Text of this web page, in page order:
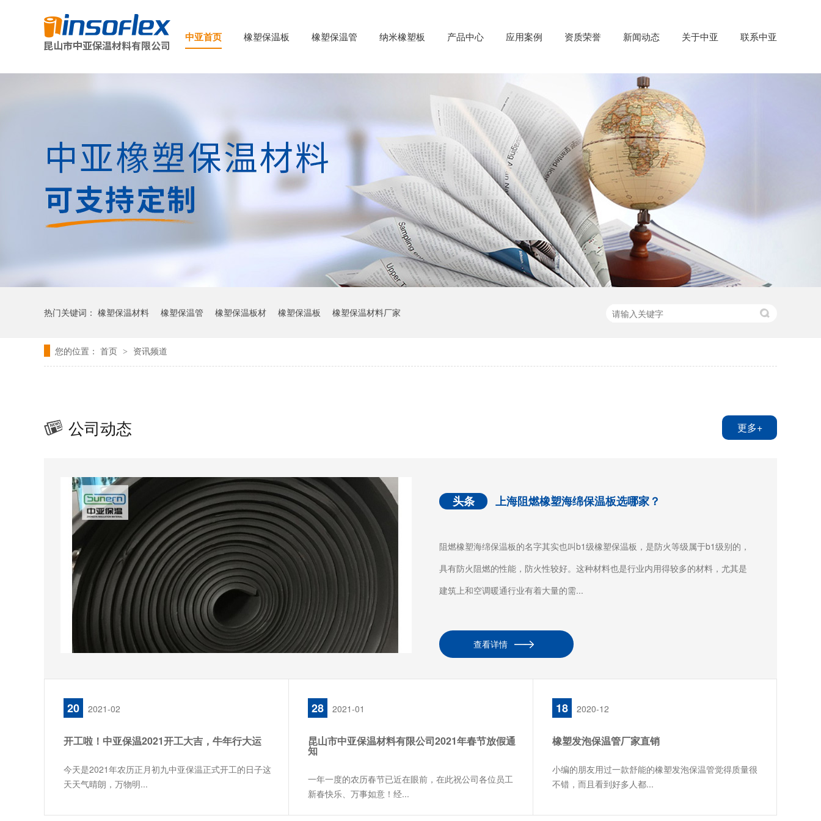
中亚首页 橡塑保温板 橡塑保温管 纳米橡塑板 产品中心 应用案例 资质荣誉 新闻动态 关于中亚 联系中亚
热门关键词： 橡塑保温材料 橡塑保温管 橡塑保温板材 橡塑保温板 橡塑保温材料厂家
您的位置： 首页 > 资讯频道
公司动态 更多+
头条 上海阻燃橡塑海绵保温板选哪家？
阻燃橡塑海绵保温板的名字其实也叫b1级橡塑保温板，是防火等级属于b1级别的，
具有防火阻燃的性能，防火性较好。这种材料也是行业内用得较多的材料，尤其是
建筑上和空调暖通行业有着大量的需...
查看详情
20 2021-02
开工啦！中亚保温2021开工大吉，牛年行大运
今天是2021年农历正月初九中亚保温正式开工的日子这
天天气晴朗，万物明...
28 2021-01
昆山市中亚保温材料有限公司2021年春节放假通
知
一年一度的农历春节已近在眼前，在此祝公司各位员工
新春快乐、万事如意！经...
18 2020-12
橡塑发泡保温管厂家直销
小编的朋友用过一款舒能的橡塑发泡保温管觉得质量很
不错，而且看到好多人都...